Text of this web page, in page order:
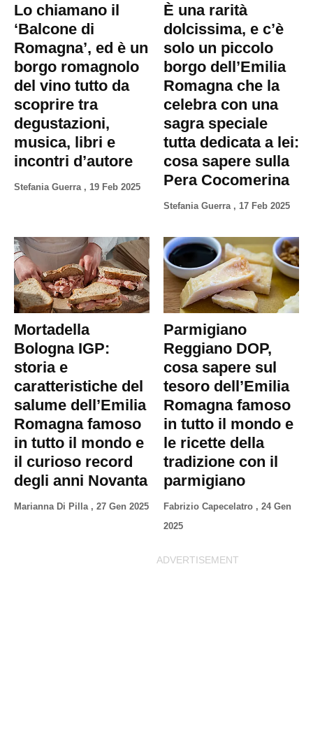
Lo chiamano il
‘Balcone di
Romagna’, ed è un
borgo romagnolo
del vino tutto da
scoprire tra
degustazioni,
musica, libri e
incontri d’autore
Stefania Guerra , 19 Feb 2025
È una rarità
dolcissima, e c’è
solo un piccolo
borgo dell’Emilia
Romagna che la
celebra con una
sagra speciale
tutta dedicata a lei:
cosa sapere sulla
Pera Cocomerina
Stefania Guerra , 17 Feb 2025
Mortadella
Bologna IGP:
storia e
caratteristiche del
salume dell’Emilia
Romagna famoso
in tutto il mondo e
il curioso record
degli anni Novanta
Marianna Di Pilla , 27 Gen 2025
Parmigiano
Reggiano DOP,
cosa sapere sul
tesoro dell’Emilia
Romagna famoso
in tutto il mondo e
le ricette della
tradizione con il
parmigiano
Fabrizio Capecelatro , 24 Gen
2025